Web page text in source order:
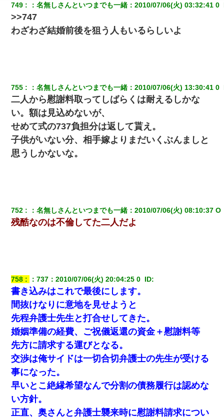
749 ：名無しさんといつまでも一緒 ：2010/07/06(火) 03:32:41 0
>>747
わざわざ結婚前後を狙う人もいるらしいよ
755 ：名無しさんといつまでも一緒 ：2010/07/06(火) 13:30:41 0
二人から慰謝料取ってしばらくは耐えるしかな
い。額は見込めないが、
せめて式の737負担分は返して貰え。
子供がいない分、相手嫁よりまだいくぶんましと
思うしかないな。
752 ：名無しさんといつまでも一緒 ：2010/07/06(火) 08:10:37 O
残酷なのは不倫してた二人だよ
758 ：737 ：2010/07/06(火) 20:04:25 0 ID:
書き込みはこれで最後にします。
間抜けなりに意地を見せようと
先程弁護士先生と打合せしてきた。
婚姻準備の経費、ご祝儀返還の資金＋慰謝料等
先方に請求する運びとなる。
交渉は俺サイドは一切合切弁護士の先生が受ける
事になった。
早いとこ絶縁希望なんで分割の債務履行は認めな
い方針。
正直、奥さんと弁護士襲来時に慰謝料請求につい